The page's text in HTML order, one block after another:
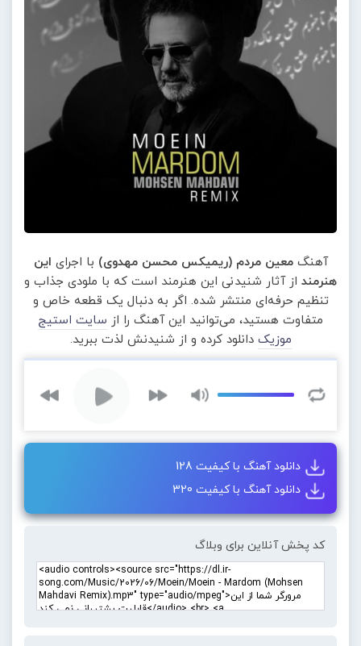
آهنگمعین مردم (ریمیکس محسن مهدوی) با اجرای این
هنرمند از آثار شنیدنی این هنرمند است که با ملودی جذاب و
تنظیم حرفه‌ای منتشر شده. اگر به دنبال یک قطعه خاص و
متفاوت هستید، می‌توانید این آهنگ را از سایت استیج
موزیک دانلود کرده و از شنیدنش لذت ببرید.
دانلود آهنگ با کیفیت 128
دانلود آهنگ با کیفیت 320
کد پخش آنلاین برای وبلاگ